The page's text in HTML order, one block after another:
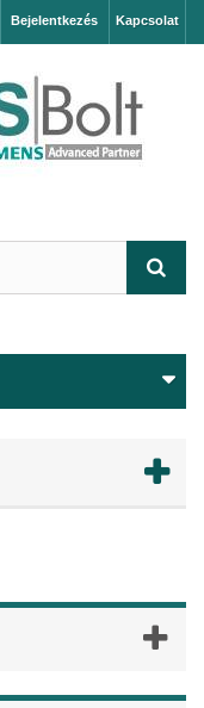
Kapcsolat
Bejelentkezés